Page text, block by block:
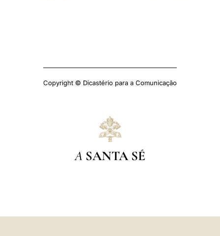
Copyright © Dicastério para a Comunicação
A SANTA SÉ